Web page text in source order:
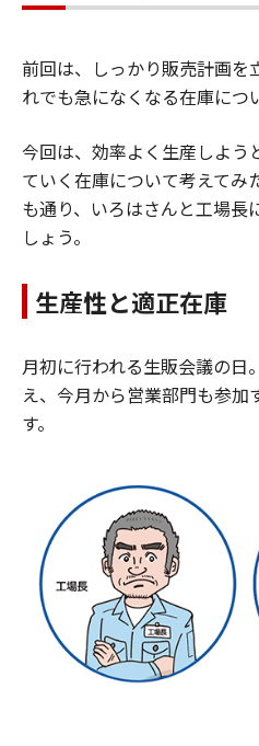
前回は、しっかり販売計画を
れでも急になくなる在庫につ
今回は、効率よく生産しよう
ていく在庫について考えてみ
も通り、いろはさんと工場長
しょう。
生産性と適正在庫
月初に行われる生販会議の日
え、今月から営業部門も参加
す。